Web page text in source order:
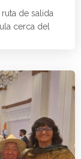
ruta de salida
cerca del